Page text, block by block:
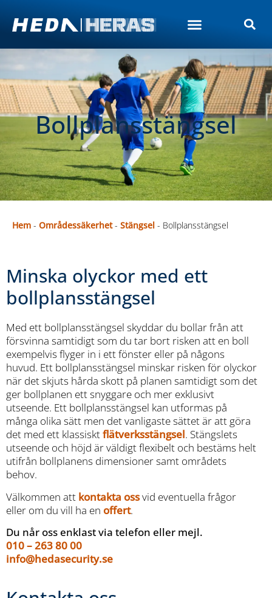
Bollplansstängsel
Hem - Områdessäkerhet- Stängsel - Bollplansstängsel
Minska olyckor med ett
bollplansstängsel
Med ett bollplansstängsel skyddar du bollar från att
försvinna samtidigt som du tar bort risken att en boll
exempelvis flyger in i ett fönster eller på någons
huvud. Ett bollplansstängsel minskar risken för olyckor
när det skjuts hårda skott på planen samtidigt som det
ger bollplanen ett snyggare och mer exklusivt
utseende. Ett bollplansstängsel kan utformas på
många olika sätt men det vanligaste sättet är att göra
det med ett klassisktflätverksstängsel. Stängslets
utseende och höjd är väldigt flexibelt och bestäms helt
utifrån bollplanens dimensioner samt områdets
behov.
Välkommen att kontakta ossvid eventuella frågor
eller om du vill ha en offert.
Du når oss enklast via telefon eller mejl.
010 – 263 80 00
info@hedasecurity.se